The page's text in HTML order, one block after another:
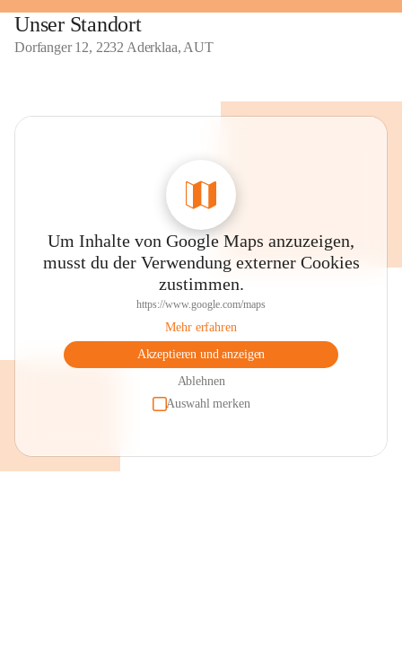
Unser Standort
Dorfanger 12, 2232 Aderklaa, AUT
Um Inhalte von Google Maps anzuzeigen,
musst du der Verwendung externer Cookies
zustimmen.
https://www.google.com/maps
Mehr erfahren
Akzeptieren und anzeigen
Ablehnen
Auswahl merken